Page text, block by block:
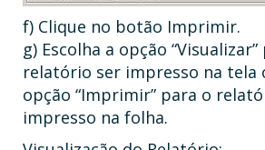
f) Clique no botão Imprimir.
g) Escolha a opção
relatório ser impresso na tela
opção “Imprimir” para o
impresso na folha.